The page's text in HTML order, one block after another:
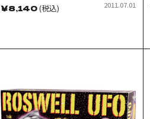
￥8,140(税込) 2011.07.01